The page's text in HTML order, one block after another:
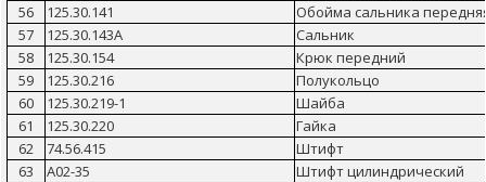
56
125.30.141
Обойма сальника
57
125.30.143А
Сальник
58
125.30.154
Крюк передний
59
125.30.216
Полукольцо
60
125.30.219-1
Шайба
61
125.30.220
Гайка
62
74.56.415
Штифт
63
А02-35
Штифт цилиндрический